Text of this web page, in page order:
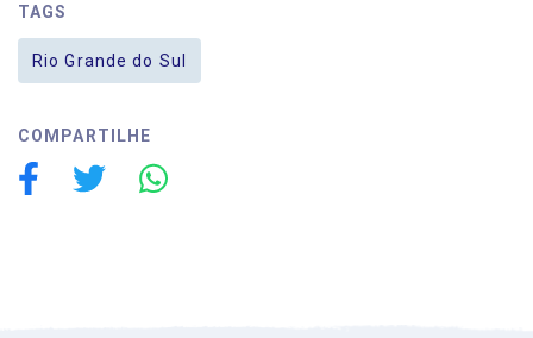
TAGS
Rio Grande do Sul
COMPARTILHE